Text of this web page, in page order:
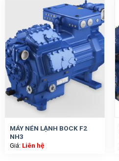
MÁY NÉN LẠNH BOCK F2
NH3
Giá: Liên hệ